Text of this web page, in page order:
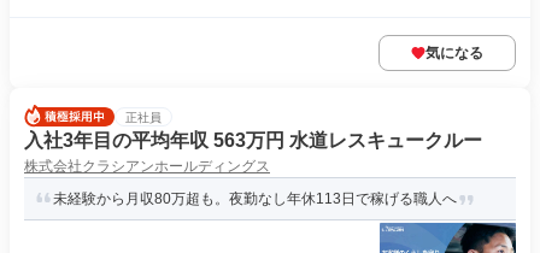
気になる
正社員
入社3年目の平均年収 563万円 水道レスキュークルー
株式会社クラシアンホールディングス
未経験から月収80万超も。夜勤なし年休113日で稼げる職人へ